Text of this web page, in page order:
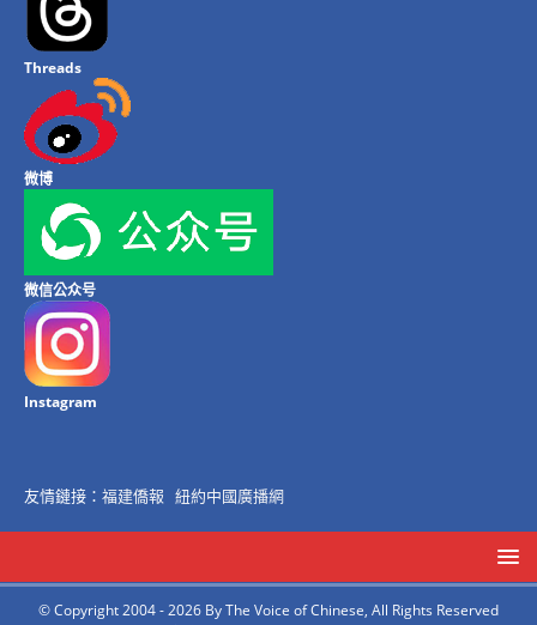
Threads
微博
微信公众号
Instagram
友情鏈接： 福建僑報 紐約中國廣播網
© Copyright 2004 - 2026 By The Voice of Chinese, All Rights Reserved